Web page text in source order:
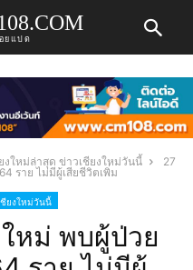
ยแปด
ใหม่ล่าสุด ข่าวเชียงใหม่วันนี้
27
ราย ไม่มีผู้เสียชีวิตเพิ่ม
ยงใหม่วันนี้
หม่ พบผู้ป่วย